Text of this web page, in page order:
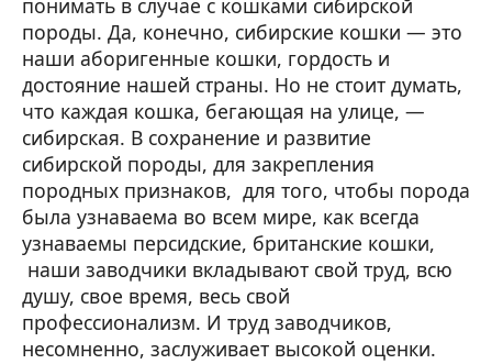
понимать в случае с кошками сибирской
породы. Да, конечно, сибирские кошки — это
наши аборигенные кошки, гордость и
достояние нашей страны. Но не стоит думать,
что каждая кошка, бегающая на улице, —
сибирская. В сохранение и развитие
сибирской породы, для закрепления
породных признаков, для того, чтобы порода
была узнаваема во всем мире, как всегда
узнаваемы персидские, британские кошки,
наши заводчики вкладывают свой труд, всю
душу, свое время, весь свой
профессионализм. И труд заводчиков,
несомненно, заслуживает высокой оценки.